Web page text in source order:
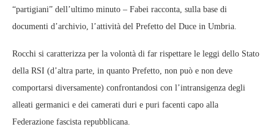
“partigiani” dell’ultimo minuto – Fabei racconta, sulla base di
documenti d’archivio, l’attività del Prefetto del Duce in Umbria.
Rocchi si caratterizza per la volontà di far rispettare le leggi dello Stato
della RSI (d’altra parte, in quanto Prefetto, non può e non deve
comportarsi diversamente) confrontandosi con l’intransigenza degli
alleati germanici e dei camerati duri e puri facenti capo alla
Federazione fascista repubblicana.